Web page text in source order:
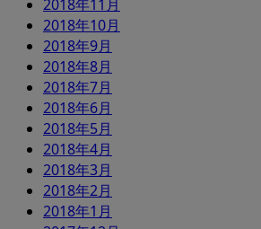
2018年11月
2018年10月
2018年9月
2018年8月
2018年7月
2018年6月
2018年5月
2018年4月
2018年3月
2018年2月
2018年1月